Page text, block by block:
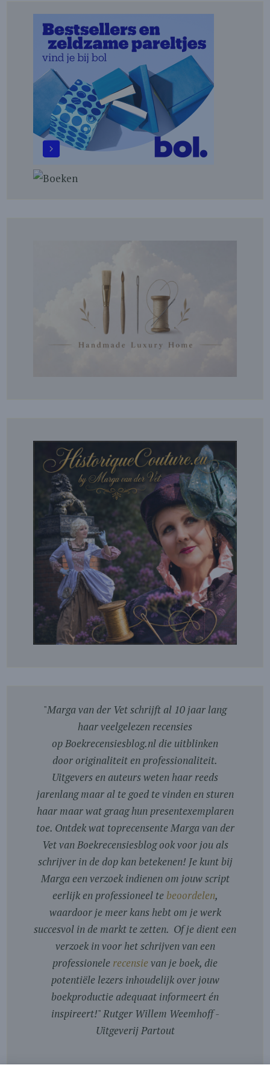
"Marga van der Vet schrijft al 10 jaar lang
haar veelgelezen recensies
op Boekrecensiesblog.nl die uitblinken
door originaliteit en professionaliteit.
Uitgevers en auteurs weten haar reeds
jarenlang maar al te goed te vinden en sturen
haar maar wat graag hun presentexemplaren
toe. Ontdek wat toprecensente Marga van der
Vet van Boekrecensiesblog ook voor jou als
schrijver in de dop kan betekenen! Je kunt bij
Marga een verzoek indienen om jouw script
eerlijk en professioneel te beoordelen,
waardoor je meer kans hebt om je werk
succesvol in de markt te zetten. Of je dient een
verzoek in voor het schrijven van een
professionele recensievan je boek, die
potentiële lezers inhoudelijk over jouw
boekproductie adequaat informeert én
inspireert!"Rutger Willem Weemhoff -
Uitgeverij Partout